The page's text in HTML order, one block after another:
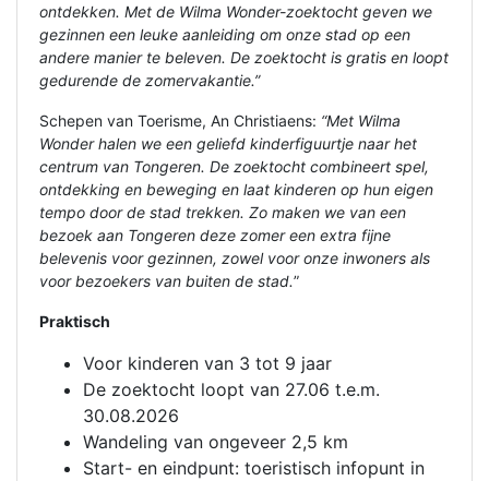
ontdekken. Met de Wilma Wonder-zoektocht geven we
gezinnen een leuke aanleiding om onze stad op een
andere manier te beleven. De zoektocht is gratis en loopt
gedurende de zomervakantie.”
Schepen van Toerisme, An Christiaens: “Met Wilma
Wonder halen we een geliefd kinderfiguurtje naar het
centrum van Tongeren. De zoektocht combineert spel,
ontdekking en beweging en laat kinderen op hun eigen
tempo door de stad trekken. Zo maken we van een
bezoek aan Tongeren deze zomer een extra fijne
belevenis voor gezinnen, zowel voor onze inwoners als
voor bezoekers van buiten de stad.”
Praktisch
Voor kinderen van 3 tot 9 jaar
De zoektocht loopt van 27.06 t.e.m.
30.08.2026
Wandeling van ongeveer 2,5 km
Start- en eindpunt: toeristisch infopunt in